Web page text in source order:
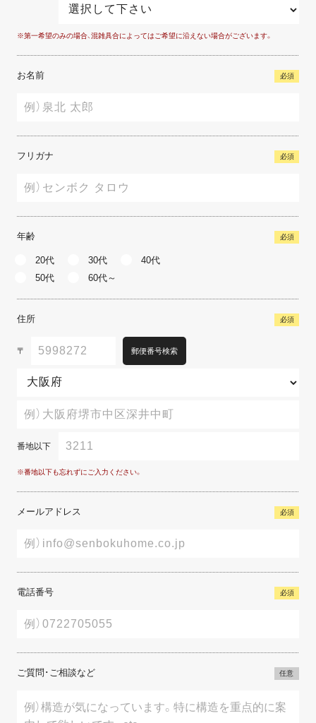
※第一希望のみの場合、混雑具合によってはご希望に沿えない場合がございます。
必須
お名前
必須
フリガナ
必須
年齢
20代 30代
40代
50代
60代～
必須
住所
〒 郵便番号検索
番地以下
※番地以下も忘れずにご入力ください。
必須
メールアドレス
必須
電話番号
任意
ご質問･ご相談など